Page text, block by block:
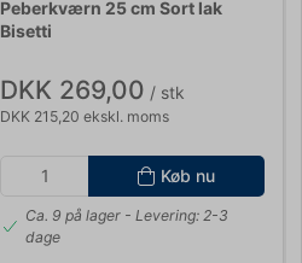
Peberkværn 25 cm Sort lak
Bisetti
DKK 269,00 / stk
DKK 215,20 ekskl. moms
Køb nu
Ca. 9 på lager - Levering: 2-3
dage